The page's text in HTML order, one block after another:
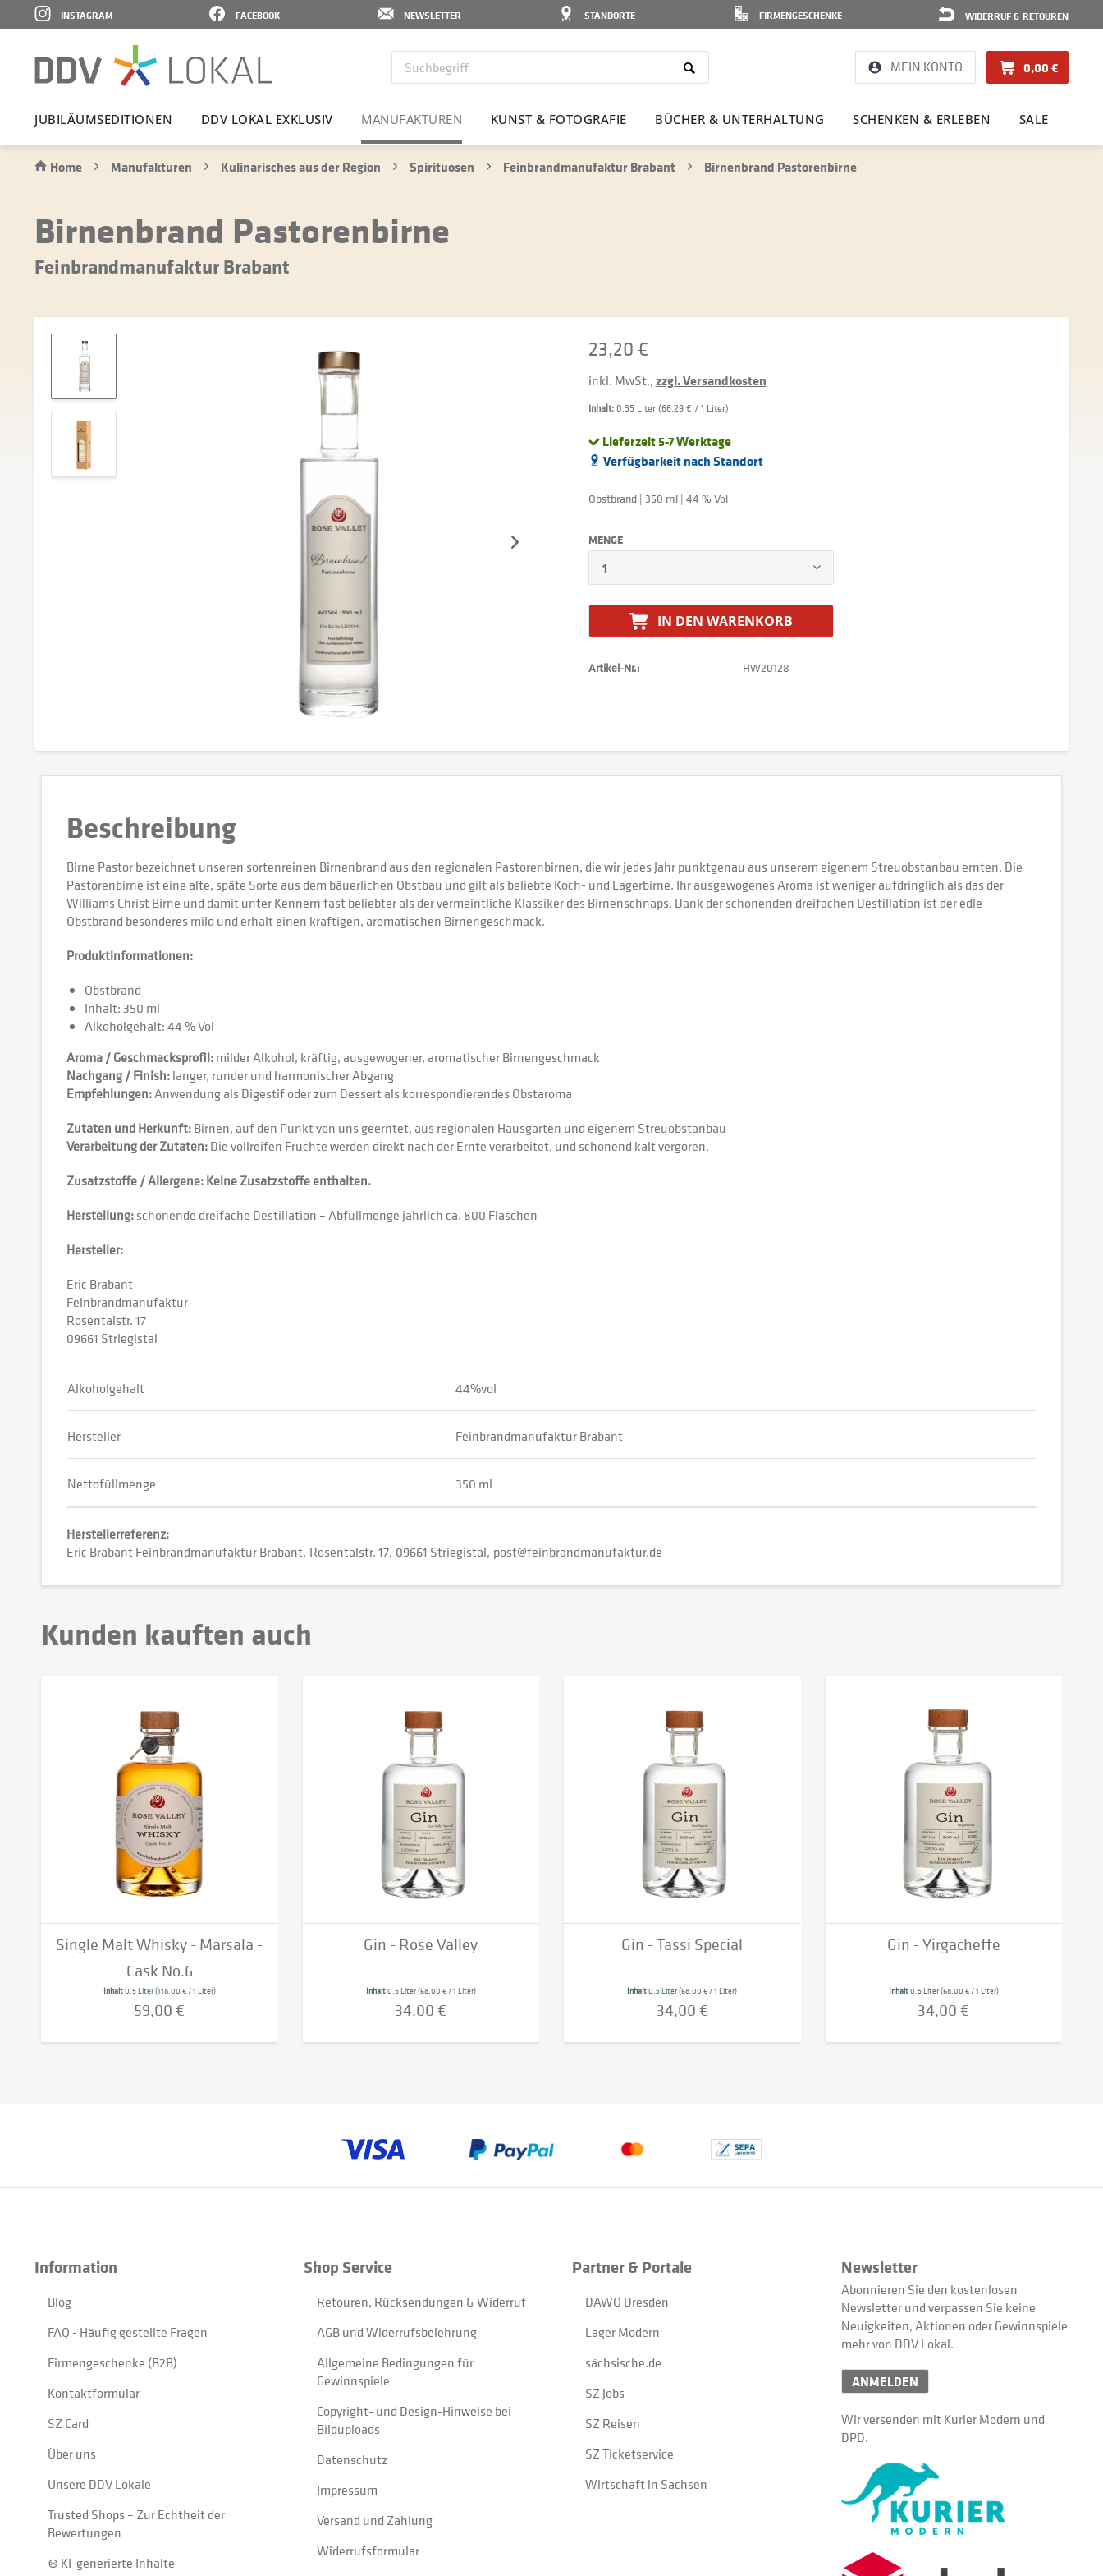
WIDERRUF & RETOUREN
FIRMENGESCHENKE
STANDORTE
NEWSLETTER
FACEBOOK
INSTAGRAM
MEIN KONTO 0,00 €
JUBI­LÄ­UMS­E­DI­TIONEN DDV LOKAL EXKLUSIV MANU­FAK­TUREN KUNST & FOTO­GRAFIE BÜCHER & UNTER­HAL­TUNG SCHENKEN & ERLEBEN SALE
Home Manufakturen Kulinarisches aus der Region Spirituosen Feinbrandmanufaktur Brabant Birnenbrand Pastorenbirne
Birnenbrand Pastorenbirne
Feinbrandmanufaktur Brabant
23,20 €
inkl. MwSt.,zzgl. Versandkosten
Inhalt: 0.35 Liter (66,29 € / 1 Liter)
Lieferzeit 5-7 Werktage
Verfügbarkeit nach Standort
Obstbrand | 350 ml | 44 % Vol
MENGE
IN DEN WARENKORB
Artikel-Nr.: HW20128
Beschreibung
Birne Pastor bezeichnet unseren sortenreinen Birnenbrand aus den regionalen Pastorenbirnen, die wir jedes Jahr punktgenau aus unserem eigenem Streuobstanbau ernten. Die
Pastorenbirne ist eine alte, späte Sorte aus dem bäuerlichen Obstbau und gilt als beliebte Koch- und Lagerbirne. Ihr ausgewogenes Aroma ist weniger aufdringlich als das der
Williams Christ Birne und damit unter Kennern fast beliebter als der vermeintliche Klassiker des Birnenschnaps. Dank der schonenden dreifachen Destillation ist der edle
Obstbrand besonderes mild und erhält einen kräftigen, aromatischen Birnengeschmack.
Produktinformationen:
Obstbrand
Inhalt: 350 ml
Alkoholgehalt: 44 % Vol
Aroma / Geschmacksprofil:milder Alkohol, kräftig, ausgewogener, aromatischer Birnengeschmack
Nachgang / Finish:langer, runder und harmonischer Abgang
Empfehlungen:Anwendung als Digestif oder zum Dessert als korrespondierendes Obstaroma
Zutaten und Herkunft:Birnen, auf den Punkt von uns geerntet, aus regionalen Hausgärten und eigenem Streuobstanbau
Verarbeitung der Zutaten:Die vollreifen Früchte werden direkt nach der Ernte verarbeitet, und schonend kalt vergoren.
Zusatzstoffe / Allergene: Keine Zusatzstoffe enthalten.
Herstellung:schonende dreifache Destillation – Abfüllmenge jährlich ca. 800 Flaschen
Hersteller:
Eric Brabant
Feinbrandmanufaktur
Rosentalstr. 17
09661 Striegistal
Alkoholgehalt 44%vol
Hersteller Feinbrandmanufaktur Brabant
Nettofüllmenge 350 ml
Herstellerreferenz:
Eric Brabant Feinbrandmanufaktur Brabant Rosentalstr. 17 09661 Striegistal post@feinbrandmanufaktur.de
Kunden kauften auch
Single Malt Whisky - Marsala -
Cask No.6
Inhalt0.5 Liter(118,00 € / 1 Liter)
59,00 €
Gin - Rose Valley
Inhalt0.5 Liter(68,00 € / 1 Liter)
34,00 €
Gin - Tassi Special
Inhalt0.5 Liter(68,00 € / 1 Liter)
34,00 €
Gin - Yirgacheffe
Inhalt0.5 Liter(68,00 € / 1 Liter)
34,00 €
Information
Blog
FAQ - Häufig gestellte Fragen
Firmengeschenke (B2B)
Kontaktformular
SZ Card
Über uns
Unsere DDV Lokale
Trusted Shops – Zur Echtheit der
Bewertungen
⊛ KI-generierte Inhalte
Shop Service
Retouren, Rücksendungen & Widerruf
AGB und Widerrufsbelehrung
Allgemeine Bedingungen für
Gewinnspiele
Copyright- und Design-Hinweise bei
Bilduploads
Datenschutz
Impressum
Versand und Zahlung
Widerrufsformular
Partner & Portale
DAWO Dresden
Lager Modern
sächsische.de
SZ Jobs
SZ Reisen
SZ Ticketservice
Wirtschaft in Sachsen
Newsletter
Abonnieren Sie den kostenlosen
Newsletter und verpassen Sie keine
Neuigkeiten, Aktionen oder Gewinnspiele
mehr von DDV Lokal.
ANMELDEN
Wir versenden mit Kurier Modern und
DPD.